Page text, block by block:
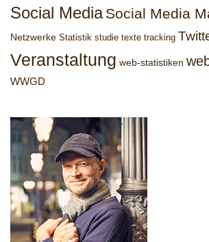
Social Media Social Media
Netzwerke Statistik studie texte tracking
Veranstaltung web-statistiken
WWGD